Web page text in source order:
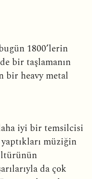
1800’lerin
bir taşlamanın
bir heavy metal
iyi bir temsilcisi
müziğin
da çok